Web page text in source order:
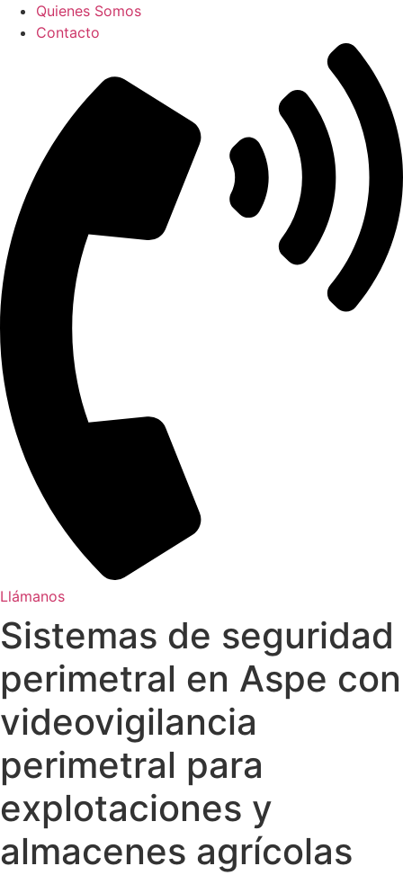
Quienes Somos
Contacto
Llámanos
Sistemas de seguridad
perimetral en Aspe con
videovigilancia
perimetral para
explotaciones y
almacenes agrícolas